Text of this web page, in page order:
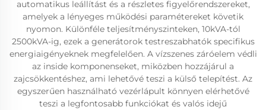
automatikus leállítást és a részletes figyelőrendszereket,
amelyek a lényeges működési paramétereket követik
nyomon. Különféle teljesítményszinteken, 10kVA-tól
2500kVA-ig, ezek a generátorok testreszabhatók specifikus
energiaigényeknek megfelelően. A vízszenes záróelem védli
az inside komponenseket, miközben hozzájárul a
zajcsökkentéshez, ami lehetővé teszi a külső telepítést. Az
egyszerűen használható vezérlápult könnyen elérhetővé
teszi a legfontosabb funkciókat és valós idejű